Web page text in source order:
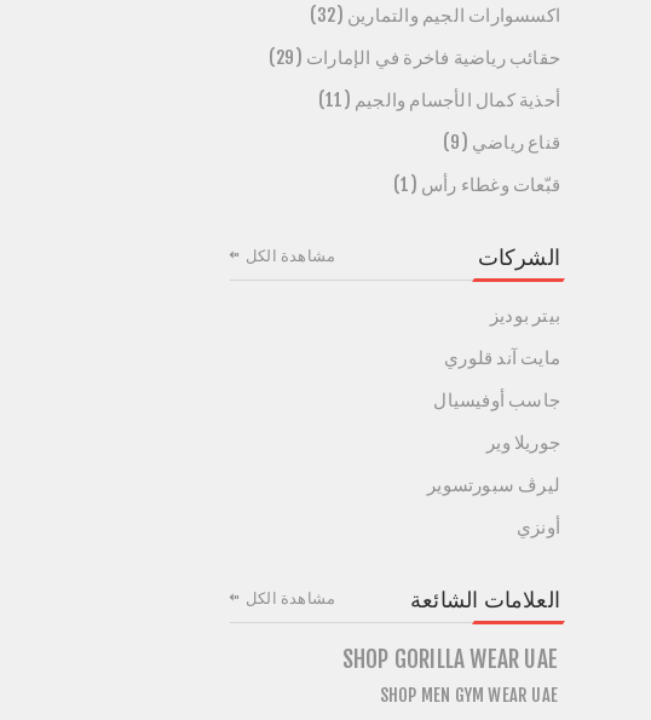
اكسسوارات الجيم والتمارين (32)
حقائب رياضية فاخرة في الإمارات (29)
أحذية كمال الأجسام والجيم (11)
قناع رياضي (9)
قبّعات وغطاء رأس (1)
الشركات
بيتر بوديز
مايت آند قلوري
جاسب أوفيسيال
جوريلا وير
ليرڤ سبورتسوير
أونزي
مشاهدة الكل
العلامات الشائعة
SHOP GORILLA WEAR UAE
SHOP MEN GYM WEAR UAE
مشاهدة الكل